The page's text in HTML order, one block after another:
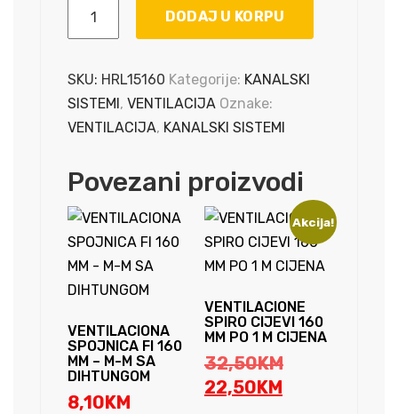
FI
160
MM
DODAJ U KORPU
SKU: HRL15160 Kategorije: KANALSKI
SISTEMI, VENTILACIJA Oznake:
VENTILACIJA, KANALSKI SISTEMI
Povezani proizvodi
VENTILACIONA
SPOJNICA FI 160
MM – M-M SA
DIHTUNGOM
8,10KM
Akcija!
VENTILACIONE
SPIRO CIJEVI 160
MM PO 1 M CIJENA
32,50KMOriginal
22,50KMCurrent